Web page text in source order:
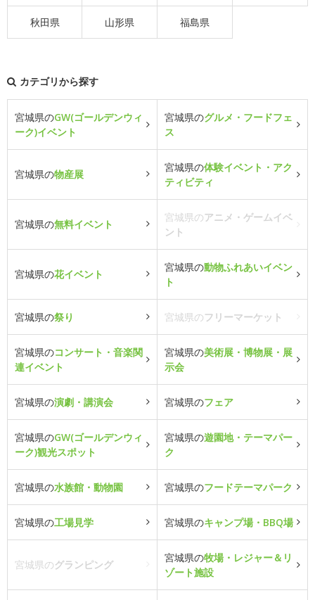
秋田県 山形県 福島県
カテゴリから探す
宮城県のGW(ゴールデンウィ
ーク)イベント
宮城県のグルメ・フードフェ
ス
宮城県の物産展
宮城県の体験イベント・アク
ティビティ
宮城県の無料イベント
宮城県のアニメ・ゲームイベ
ント
宮城県の花イベント
宮城県の動物ふれあいイベン
ト
宮城県の祭り 宮城県のフリーマーケット
宮城県のコンサート・音楽関
連イベント
宮城県の美術展・博物展・展
示会
宮城県の演劇・講演会 宮城県のフェア
宮城県のGW(ゴールデンウィ
ーク)観光スポット
宮城県の遊園地・テーマパー
ク
宮城県の水族館・動物園 宮城県のフードテーマパーク
宮城県の工場見学 宮城県のキャンプ場・BBQ場
宮城県のグランピング
宮城県の牧場・レジャー＆リ
ゾート施設